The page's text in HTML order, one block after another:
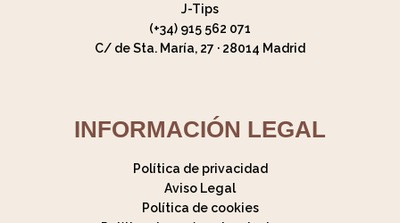
J-Tips
(+34) 915 562 071
C/ de Sta. María, 27 · 28014 Madrid
INFORMACIÓN LEGAL
Política de privacidad
Aviso Legal
Política de cookies